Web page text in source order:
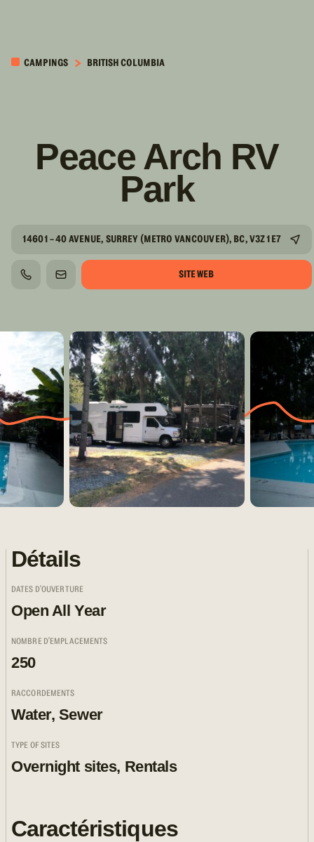
CONTENUCAMPINGS BRITISH COLUMBIA
Peace Arch RV
Park
14601 - 40 AVENUE, SURREY (METRO VANCOUVER), BC, V3Z 1E7
TÉLÉPHONECOURRIEL SITE WEB
Détails
DATES D'OUVERTURE
Open All Year
NOMBRE D'EMPLACEMENTS
250
RACCORDEMENTS
Water, Sewer
TYPE OF SITES
Overnight sites, Rentals
Caractéristiques